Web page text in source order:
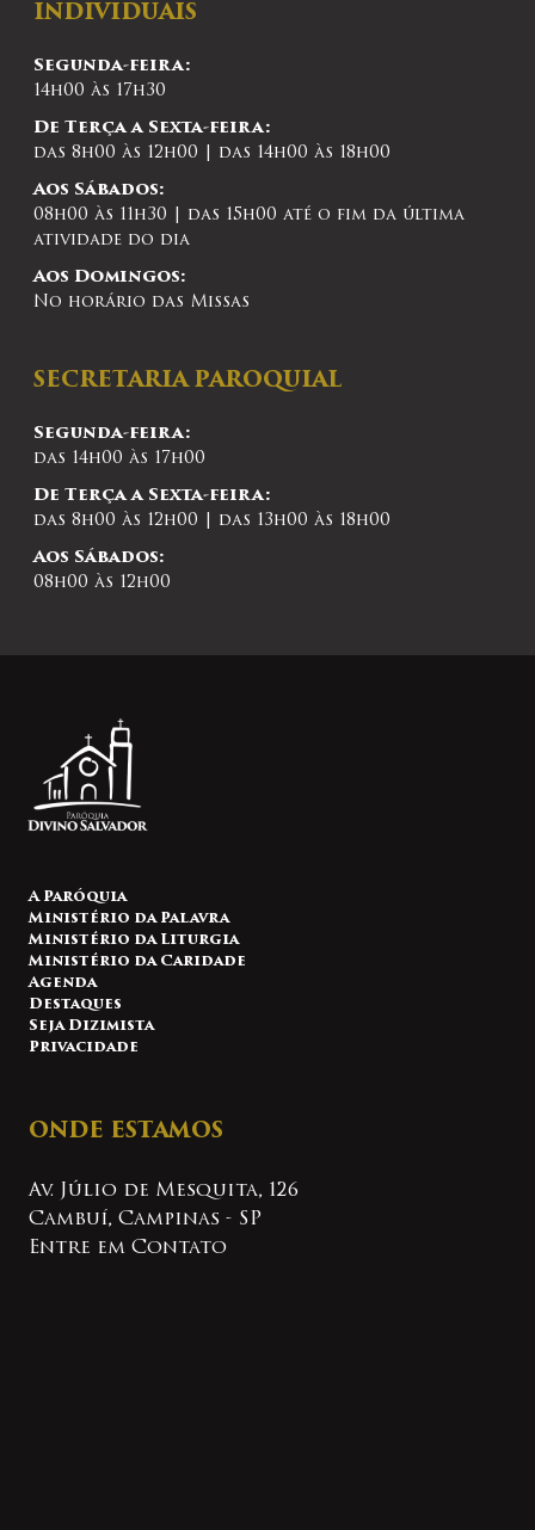
INDIVIDUAIS
Segunda-feira:
14h00 às 17h30
De Terça a Sexta-feira:
das 8h00 às 12h00 | das 14h00 às 18h00
Aos Sábados:
08h00 às 11h30 | das 15h00 até o fim da última
atividade do dia
Aos Domingos:
No horário das Missas
SECRETARIA PAROQUIAL
Segunda-feira:
das 14h00 às 17h00
De Terça a Sexta-feira:
das 8h00 às 12h00 | das 13h00 às 18h00
Aos Sábados:
08h00 às 12h00
A Paróquia
Ministério da Palavra
Ministério da Liturgia
Ministério da Caridade
Agenda
Destaques
Seja Dizimista
Privacidade
ONDE ESTAMOS
Av. Júlio de Mesquita, 126
Cambuí, Campinas - SP
Entre em Contato